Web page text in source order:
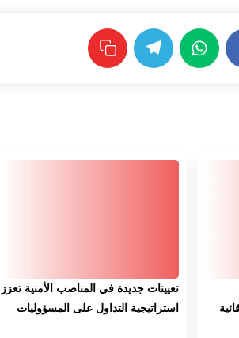
تعيينات جديدة في المناصب الأمنية تعزز
استراتيجية التداول على المسؤوليات